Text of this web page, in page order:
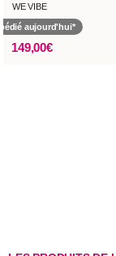
WE VIBE
aujourd'hui*
149,00€